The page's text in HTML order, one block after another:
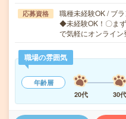
応募資格
職種未経験OK / ブ
◆未経験OK！〇ま
で気軽にオンライ
職場の雰囲気
年齢層
20代
30代